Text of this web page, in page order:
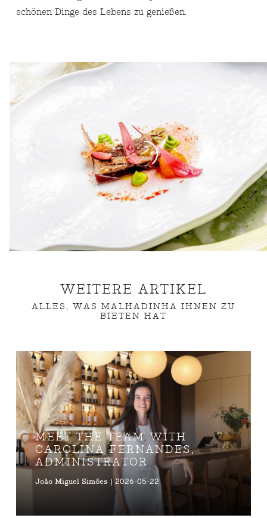
schönen Dinge des Lebens zu genießen.
WEITERE ARTIKEL
ALLES, WAS MALHADINHA IHNEN ZU
BIETEN HAT
MEET THE TEAM WITH
CAROLINA FERNANDES,
ADMINISTRATOR
João Miguel Simões | 2026-05-22